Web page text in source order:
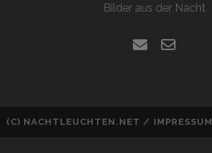
Bilder aus der Nacht
emailemail-
(C) NACHTLEUCHTEN.NET / IMPRESSUM